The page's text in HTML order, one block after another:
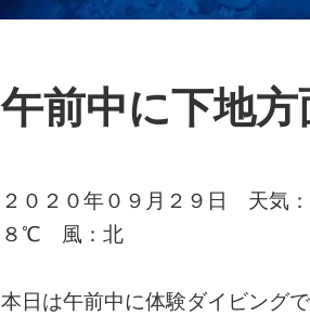
午前中に下地
２０２０年０９月２９日 天気
８℃ 風：北
本日は午前中に体験ダイビング